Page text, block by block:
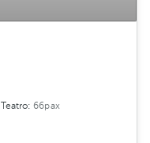
Teatro:66pax